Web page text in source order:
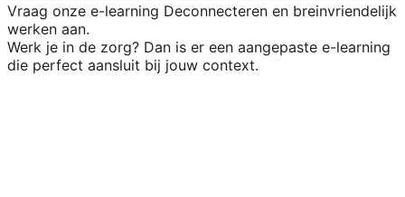
Vraag onze e-learning Deconnecteren en breinvriendelijk
werken aan.
Werk je in de zorg? Dan is er een aangepaste e-learning
die perfect aansluit bij jouw context.